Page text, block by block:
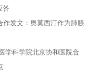
答
作发文：奥莫西汀作为肺腺
学科学院北京协和医院合